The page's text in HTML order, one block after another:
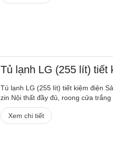
Tủ lạnh LG (255 lít)
Tủ lạnh LG (255 lít) tiết kiệm điện
zin Nội thất đầy đủ, roong cửa
Xem chi tiết